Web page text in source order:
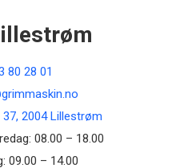
80 28 01
37, 2004 Lillestrøm
08.00 – 18.00
09.00 – 14.00